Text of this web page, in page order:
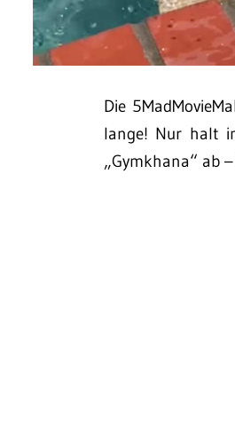
Die
lange! Nur halt
„Gymkhana“ ab